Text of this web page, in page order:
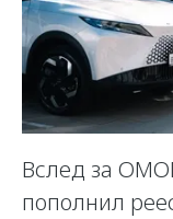
Вслед за
пополнил